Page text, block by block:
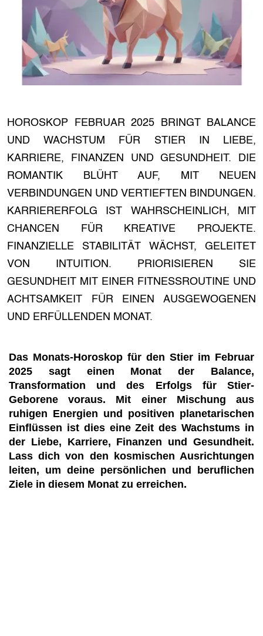
HOROSKOP FEBRUAR 2025 BRINGT BALANCE
UND WACHSTUM FÜR STIER IN LIEBE,
KARRIERE, FINANZEN UND GESUNDHEIT. DIE
ROMANTIK BLÜHT AUF, MIT NEUEN
VERBINDUNGEN UND VERTIEFTEN BINDUNGEN.
KARRIERERFOLG IST WAHRSCHEINLICH, MIT
CHANCEN FÜR KREATIVE PROJEKTE.
FINANZIELLE STABILITÄT WÄCHST, GELEITET
VON INTUITION. PRIORISIEREN SIE
GESUNDHEIT MIT EINER FITNESSROUTINE UND
ACHTSAMKEIT FÜR EINEN AUSGEWOGENEN
UND ERFÜLLENDEN MONAT.
Das Monats-Horoskop für den Stier im Februar
2025 sagt einen Monat der Balance,
Transformation und des Erfolgs für Stier-
Geborene voraus. Mit einer Mischung aus
ruhigen Energien und positiven planetarischen
Einflüssen ist dies eine Zeit des Wachstums in
der Liebe, Karriere, Finanzen und Gesundheit.
Lass dich von den kosmischen Ausrichtungen
leiten, um deine persönlichen und beruflichen
Ziele in diesem Monat zu erreichen.